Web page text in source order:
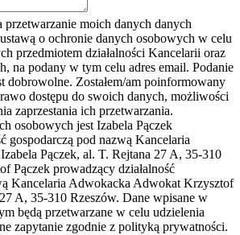
przetwarzanie moich danych danych
o ochronie danych osobowych w celu
przedmiotem działalności Kancelarii oraz
na podany w tym celu adres email. Podanie
dobrowolne. Zostałem/am poinformowany
dostępu do swoich danych, możliwości
zaprzestania ich przetwarzania.
osobowych jest Izabela Pączek
gospodarczą pod nazwą Kancelaria
Pączek, al. T. Rejtana 27 A, 35-310
Pączek prowadzący działalność
Kancelaria Adwokacka Adwokat Krzysztof
A, 35-310 Rzeszów. Dane wpisane w
będą przetwarzane w celu udzielenia
zapytanie zgodnie z polityką prywatności.